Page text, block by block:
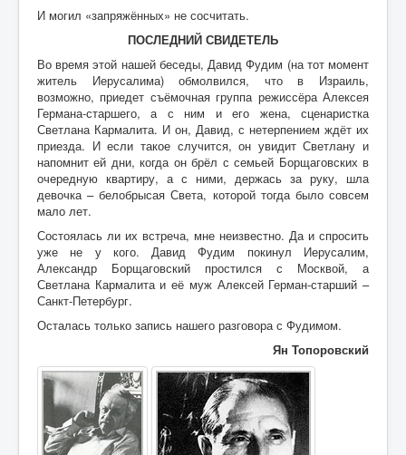
И могил «запряжённых» не сосчитать.
ПОСЛЕДНИЙ СВИДЕТЕЛЬ
Во время этой нашей беседы, Давид Фудим (на тот момент
житель Иерусалима) обмолвился, что в Израиль,
возможно, приедет съёмочная группа режиссёра Алексея
Германа-старшего, а с ним и его жена, сценаристка
Светлана Кармалита. И он, Давид, с нетерпением ждёт их
приезда. И если такое случится, он увидит Светлану и
напомнит ей дни, когда он брёл с семьей Борщаговских в
очередную квартиру, а с ними, держась за руку, шла
девочка – белобрысая Света, которой тогда было совсем
мало лет.
Состоялась ли их встреча, мне неизвестно. Да и спросить
уже не у кого. Давид Фудим покинул Иерусалим,
Александр Борщаговский простился с Москвой, а
Светлана Кармалита и её муж Алексей Герман-старший –
Санкт-Петербург.
Осталась только запись нашего разговора с Фудимом.
Ян Топоровский